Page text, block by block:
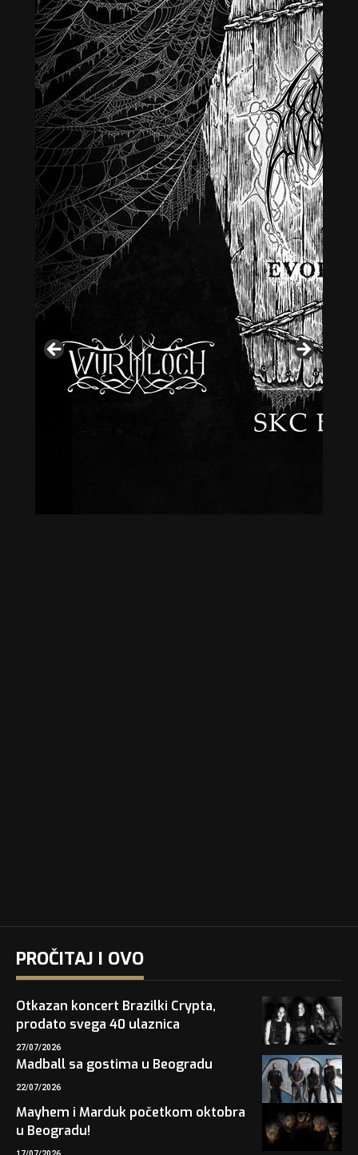
PROČITAJ I OVO
Otkazan koncert Brazilki Crypta,
prodato svega 40 ulaznica
27/07/2026
Madball sa gostima u Beogradu
22/07/2026
Mayhem i Marduk početkom oktobra
u Beogradu!